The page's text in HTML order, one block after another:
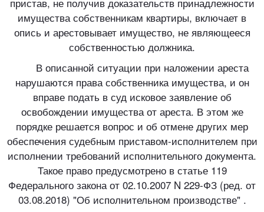
имущества собственникам квартиры, включает в
опись и арестовывает имущество, не являющееся
собственностью должника.
В описанной ситуации при наложении ареста
нарушаются права собственника имущества, и он
вправе подать в суд исковое заявление об
освобождении имущества от ареста. В этом же
порядке решается вопрос и об отмене других мер
обеспечения судебным приставом-исполнителем при
исполнении требований исполнительного документа.
Такое право предусмотрено в статье 119
Федерального закона от 02.10.2007 N 229-ФЗ (ред. от
03.08.2018) "Об исполнительном производстве" .